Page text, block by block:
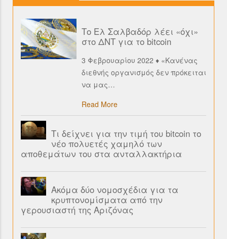
Το Ελ Σαλβαδόρ λέει «όχι»
στο ΔΝΤ για το bitcoin
3 Φεβρουαρίου 2022 ♦ «Κανένας
διεθνής οργανισμός δεν πρόκειται
να μας…
Read More
Τι δείχνει για την τιμή του bitcoin το
νέο πολυετές χαμηλό των
αποθεμάτων του στα ανταλλακτήρια
Ακόμα δύο νομοσχέδια για τα
κρυπτονομίσματα από την
γερουσιαστή της Αριζόνας